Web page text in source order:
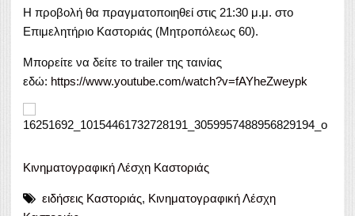
Η προβολή θα πραγματοποιηθεί στις 21:30 μ.μ. στο
Επιμελητήριο Καστοριάς (Μητροπόλεως 60).
Μπορείτε να δείτε το trailer της ταινίας
εδώ: https://www.youtube.com/watch?v=fAYheZweypk
Κινηματογραφική Λέσχη Καστοριάς
ειδήσεις Καστοριάς, Κινηματογραφική Λέσχη